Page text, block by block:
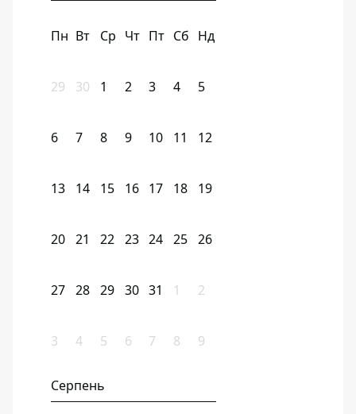
Пн Вт Ср Чт Пт Сб Нд
29 30 1 2 3 4 5
6 7 8 9 10 11 12
13 14 15 16 17 18 19
20 21 22 23 24 25 26
27 28 29 30 31 1 2
3 4 5 6 7 8 9
Серпень